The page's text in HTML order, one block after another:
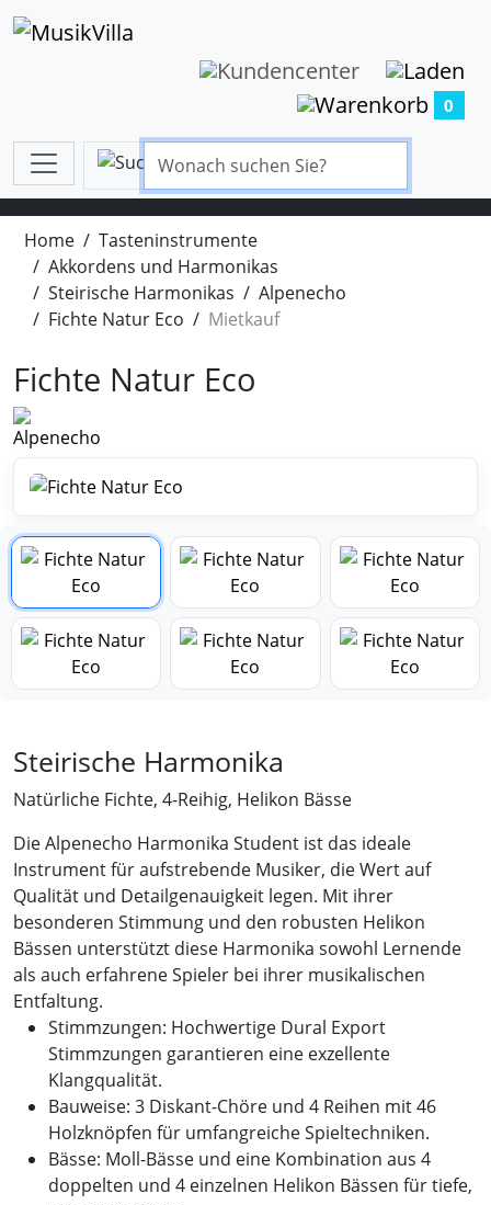
0
Home
Tasteninstrumente
Akkordens und Harmonikas
Steirische Harmonikas
Alpenecho
Fichte Natur Eco
Mietkauf
Fichte Natur Eco
Steirische Harmonika
Natürliche Fichte, 4-Reihig, Helikon Bässe
Die Alpenecho Harmonika Student ist das ideale
Instrument für aufstrebende Musiker, die Wert auf
Qualität und Detailgenauigkeit legen. Mit ihrer
besonderen Stimmung und den robusten Helikon
Bässen unterstützt diese Harmonika sowohl Lernende
als auch erfahrene Spieler bei ihrer musikalischen
Entfaltung.
Stimmzungen: Hochwertige Dural Export
Stimmzungen garantieren eine exzellente
Klangqualität.
Bauweise: 3 Diskant-Chöre und 4 Reihen mit 46
Holzknöpfen für umfangreiche Spieltechniken.
Bässe: Moll-Bässe und eine Kombination aus 4
doppelten und 4 einzelnen Helikon Bässen für tiefe,